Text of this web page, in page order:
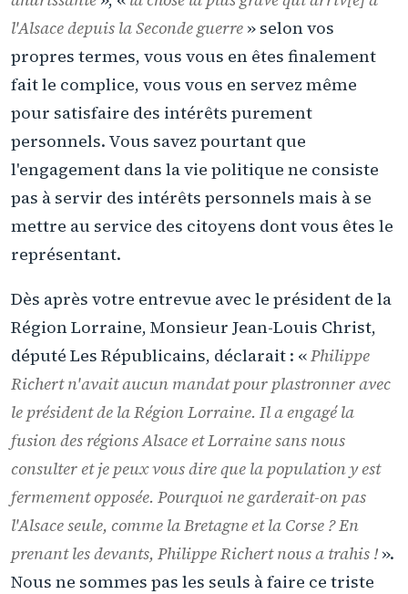
l'Alsace depuis la Seconde guerre » selon vos
propres termes, vous vous en êtes finalement
fait le complice, vous vous en servez même
pour satisfaire des intérêts purement
personnels. Vous savez pourtant que
l'engagement dans la vie politique ne consiste
pas à servir des intérêts personnels mais à se
mettre au service des citoyens dont vous êtes le
représentant.
Dès après votre entrevue avec le président de la
Région Lorraine, Monsieur Jean-Louis Christ,
député Les Républicains, déclarait : «Philippe
Richert n'avait aucun mandat pour plastronner avec
le président de la Région Lorraine. Il a engagé la
fusion des régions Alsace et Lorraine sans nous
consulter et je peux vous dire que la population y est
fermement opposée. Pourquoi ne garderait-on pas
l'Alsace seule, comme la Bretagne et la Corse ? En
prenant les devants, Philippe Richert nous a trahis ! ».
Nous ne sommes pas les seuls à faire ce triste